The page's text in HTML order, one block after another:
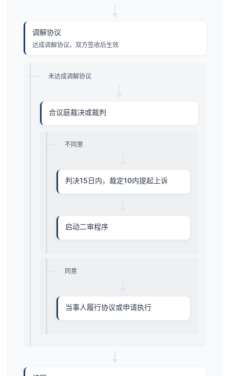
调解协议
达成调解协议，双方签收后生效
未达成调解协议
合议庭裁决或裁判
不同意
判决15日内，裁定10内提起上诉
启动二审程序
同意
当事人履行协议或申请执行